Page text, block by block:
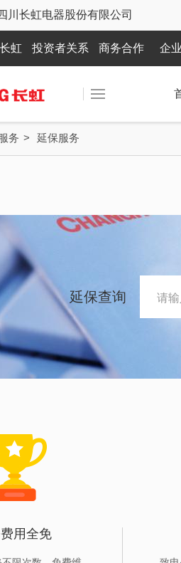
长虹电器股份有限公司
虹 投资者关系 商务合作 企
服务 > 延保服务
延保查询
用全免